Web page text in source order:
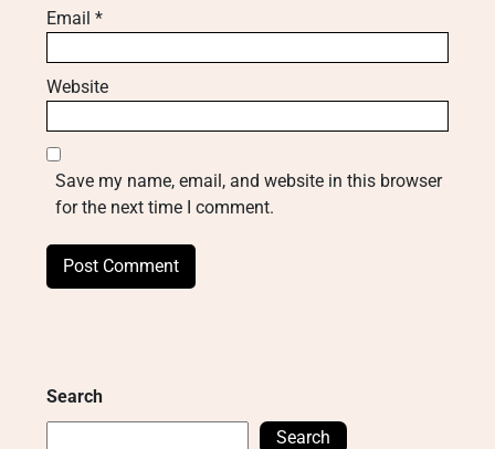
Email *
Website
Save my name, email, and website in this browser
for the next time I comment.
Search
Search